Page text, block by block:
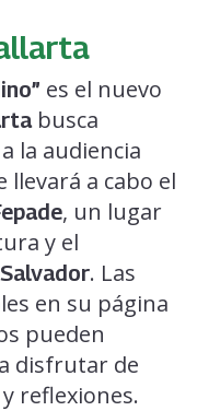
es el nuevo
busca
la audiencia
llevará a cabo el
, un lugar
y el
. Las
en su página
pueden
disfrutar de
reflexiones.